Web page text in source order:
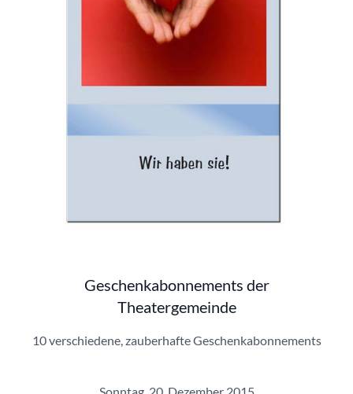
Geschenkabonnements der
Theatergemeinde
10 verschiedene, zauberhafte Geschenkabonnements